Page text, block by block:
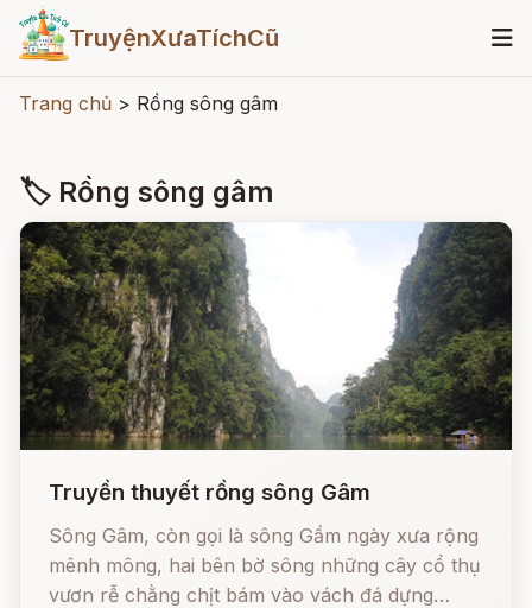
TruyệnXưaTíchCũ
Trang chủ > Rồng sông gâm
🏷 Rồng sông gâm
Truyền thuyết rồng sông Gâm
Sông Gâm, còn gọi là sông Gầm ngày xưa rộng
mênh mông, hai bên bờ sông những cây cổ thụ
vươn rễ chằng chịt bám vào vách đá dựng